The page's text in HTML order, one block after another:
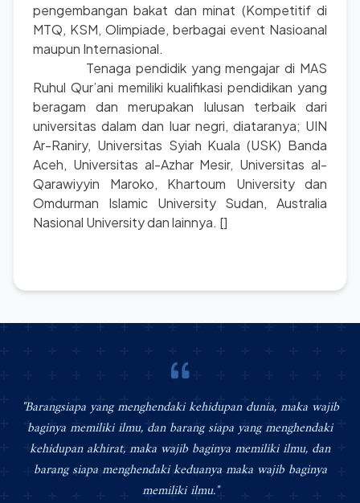
pengembangan bakat dan minat (Kompetitif di
MTQ, KSM, Olimpiade, berbagai event Nasioanal
maupun Internasional.
Tenaga pendidik yang mengajar di MAS
Ruhul Qur’ani memiliki kualifikasi pendidikan yang
beragam dan merupakan lulusan terbaik dari
universitas dalam dan luar negri, diataranya; UIN
Ar-Raniry, Universitas Syiah Kuala (USK) Banda
Aceh, Universitas al-Azhar Mesir, Universitas al-
Qarawiyyin Maroko, Khartoum University dan
Omdurman Islamic University Sudan, Australia
Nasional University dan lainnya. []
"Barangsiapa yang menghendaki kehidupan dunia, maka wajib
baginya memiliki ilmu, dan barang siapa yang menghendaki
kehidupan akhirat, maka wajib baginya memiliki ilmu, dan
barang siapa menghendaki keduanya maka wajib baginya
memiliki ilmu."